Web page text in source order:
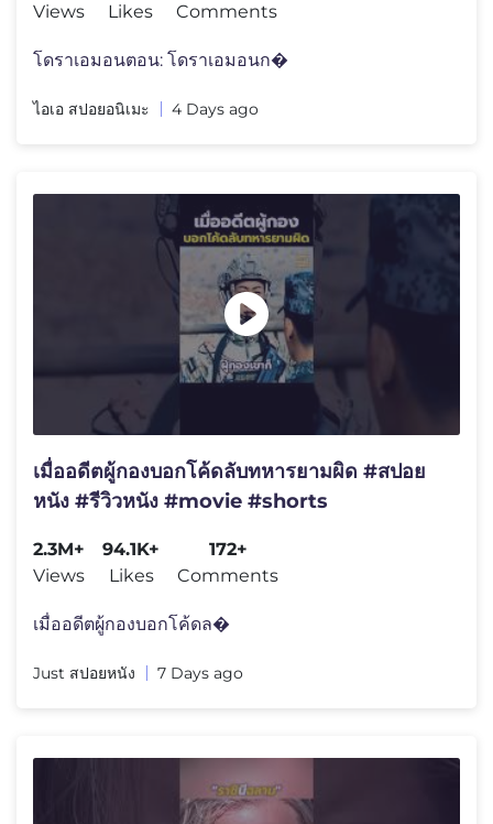
Views
Likes
Comments
โดราเอมอนตอน: โดราเอมอนก�
ไอเอ สปอยอนิเมะ 4 Days ago
เมื่ออดีตผู้กองบอกโค้ดลับทหารยามผิด #สปอย
หนัง #รีวิวหนัง #movie #shorts
2.3M+
Views
94.1K+
Likes
172+
Comments
เมื่ออดีตผู้กองบอกโค้ดล�
Just สปอยหนัง 7 Days ago